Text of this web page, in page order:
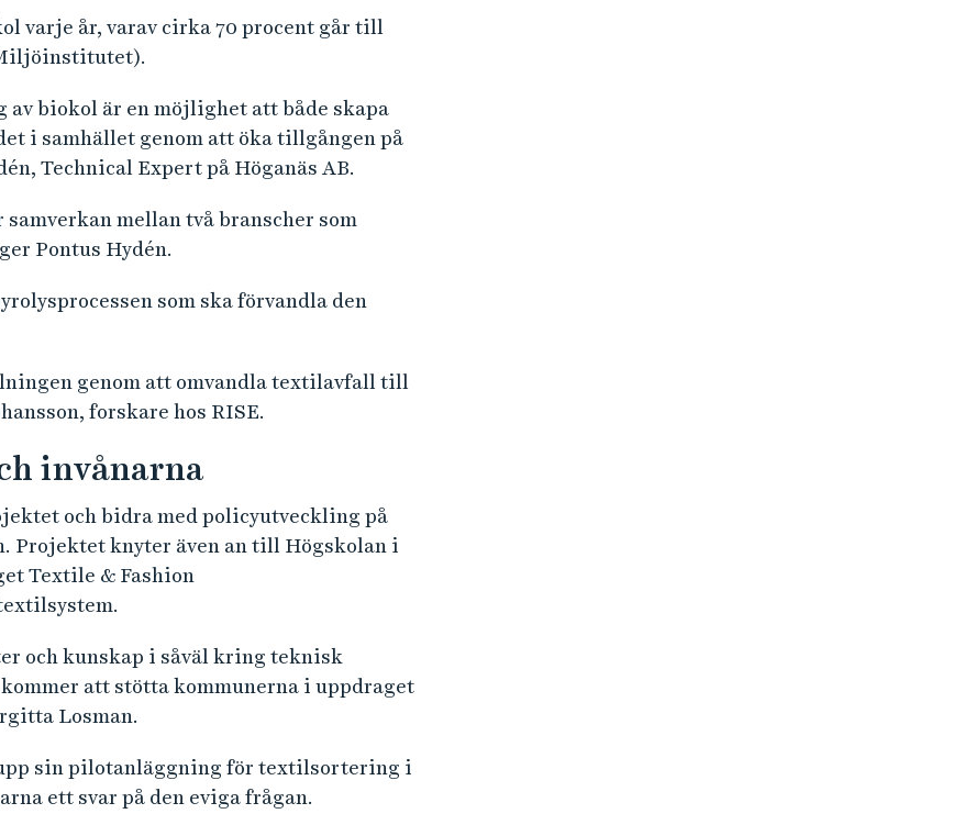
varje år, varav cirka 70 procent går till
biokol är en möjlighet att både skapa
i samhället genom att öka tillgången på
Technical Expert på Höganäs AB.
mellan två branscher som
Pontus Hydén.
som ska förvandla den
genom att omvandla textilavfall till
forskare hos RISE.
invånarna
och bidra med policyutveckling på
knyter även an till Högskolan i
Textile & Fashion
och kunskap i såväl kring teknisk
att stötta kommunerna i uppdraget
Losman.
sin pilotanläggning för textilsortering i
ett svar på den eviga frågan.